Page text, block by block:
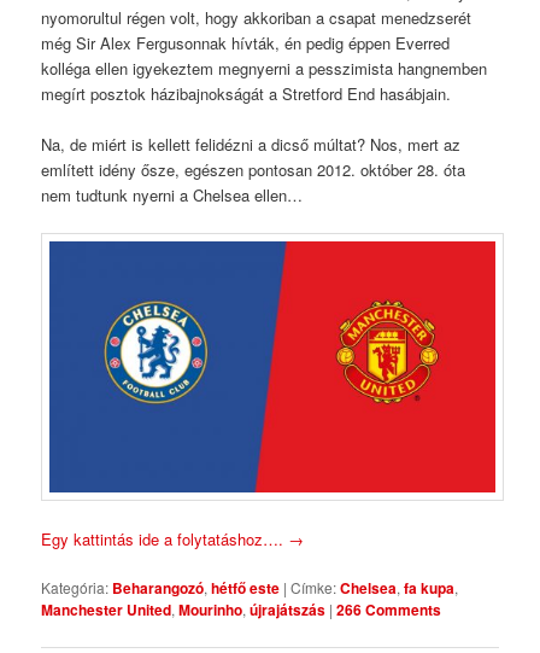
nyomorultul régen volt, hogy akkoriban a csapat menedzserét
még Sir Alex Fergusonnak hívták, én pedig éppen Everred
kolléga ellen igyekeztem megnyerni a pesszimista hangnemben
megírt posztok házibajnokságát a Stretford End hasábjain.
Na, de miért is kellett felidézni a dicső múltat? Nos, mert az
említett idény ősze, egészen pontosan 2012. október 28. óta
nem tudtunk nyerni a Chelsea ellen…
Egy kattintás ide a folytatáshoz…. →
Kategória: Beharangozó,hétfő este |Címke:Chelsea,fa kupa,
Manchester United,Mourinho,újrajátszás |266 Comments